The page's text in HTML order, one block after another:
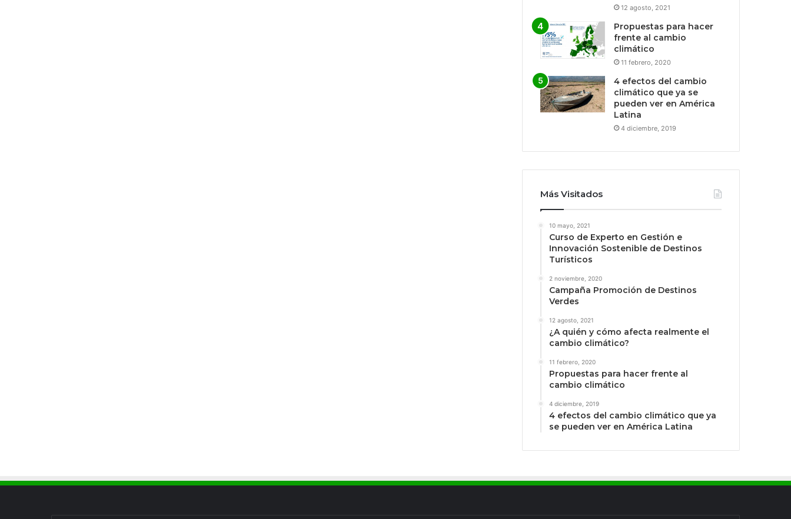
12 agosto, 2021
Propuestas para hacer
frente al cambio
climático
11 febrero, 2020
4 efectos del cambio
climático que ya se
pueden ver en América
Latina
4 diciembre, 2019
Más Visitados
10 mayo, 2021
Curso de Experto en Gestión e
Innovación Sostenible de Destinos
Turísticos
2 noviembre, 2020
Campaña Promoción de Destinos
Verdes
12 agosto, 2021
¿A quién y cómo afecta realmente el
cambio climático?
11 febrero, 2020
Propuestas para hacer frente al
cambio climático
4 diciembre, 2019
4 efectos del cambio climático que ya
se pueden ver en América Latina